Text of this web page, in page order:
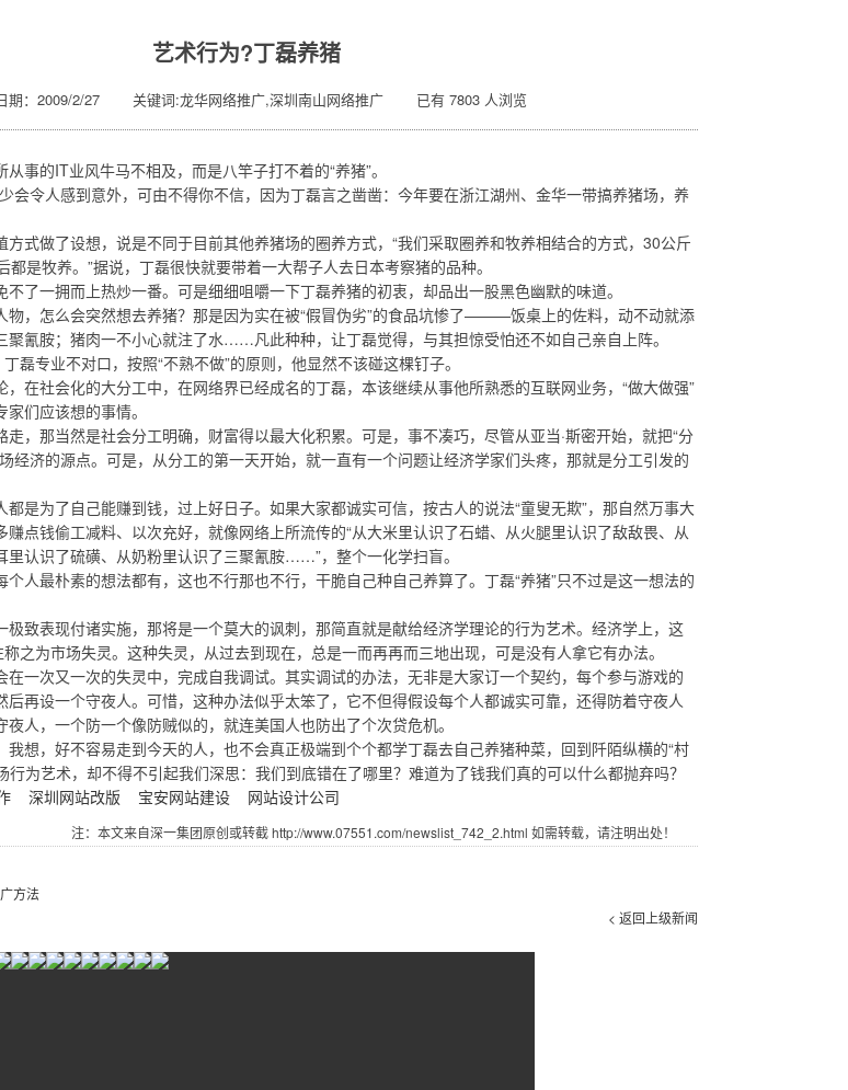
艺术行为?丁磊养猪
期：2009/2/27 关键词:龙华网络推广,深圳南山网络推广 已有 7803 人浏览
事的IT业风牛马不相及，而是八竿子打不着的“养猪”。
令人感到意外，可由不得你不信，因为丁磊言之凿凿：今年要在浙江湖州、金华一带搞养猪场，养
做了设想，说是不同于目前其他养猪场的圈养方式，“我们采取圈养和牧养相结合的方式，30公斤
是牧养。”据说，丁磊很快就要带着一大帮子人去日本考察猪的品种。
一拥而上热炒一番。可是细细咀嚼一下丁磊养猪的初衷，却品出一股黑色幽默的味道。
，怎么会突然想去养猪？那是因为实在被“假冒伪劣”的食品坑惨了———饭桌上的佐料，动不动就添
聚氰胺；猪肉一不小心就注了水……凡此种种，让丁磊觉得，与其担惊受怕还不如自己亲自上阵。
专业不对口，按照“不熟不做”的原则，他显然不该碰这棵钉子。
社会化的大分工中，在网络界已经成名的丁磊，本该继续从事他所熟悉的互联网业务，“做大做强”
们应该想的事情。
那当然是社会分工明确，财富得以最大化积累。可是，事不凑巧，尽管从亚当·斯密开始，就把“分
经济的源点。可是，从分工的第一天开始，就一直有一个问题让经济学家们头疼，那就是分工引发的
为了自己能赚到钱，过上好日子。如果大家都诚实可信，按古人的说法“童叟无欺”，那自然万事大
点钱偷工减料、以次充好，就像网络上所流传的“从大米里认识了石蜡、从火腿里认识了敌敌畏、从
里认识了硫磺、从奶粉里认识了三聚氰胺……”，整个一化学扫盲。
最朴素的想法都有，这也不行那也不行，干脆自己种自己养算了。丁磊“养猪”只不过是这一想法的
致表现付诸实施，那将是一个莫大的讽刺，那简直就是献给经济学理论的行为艺术。经济学上，这
之为市场失灵。这种失灵，从过去到现在，总是一而再再而三地出现，可是没有人拿它有办法。
一次又一次的失灵中，完成自我调试。其实调试的办法，无非是大家订一个契约，每个参与游戏的
后再设一个守夜人。可惜，这种办法似乎太笨了，它不但得假设每个人都诚实可靠，还得防着守夜人
人，一个防一个像防贼似的，就连美国人也防出了个次贷危机。
，好不容易走到今天的人，也不会真正极端到个个都学丁磊去自己养猪种菜，回到阡陌纵横的“村
行为艺术，却不得不引起我们深思：我们到底错在了哪里？难道为了钱我们真的可以什么都抛弃吗？
深圳网站改版 宝安网站建设 网站设计公司
注：本文来自深一集团原创或转截 http://www.07551.com/newslist_742_2.html 如需转载，请注明出处！
方法
< 返回上级新闻